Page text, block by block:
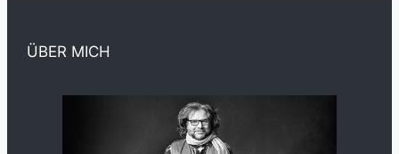
ÜBER MICH